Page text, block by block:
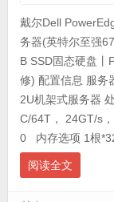
戴尔Dell
务器(英特尔至强
B SSD固态硬盘丨
修) 配置信息 服务
2U机架式服务器
C/64T， 24GT/s
0 内存选项 1根
阅读全文